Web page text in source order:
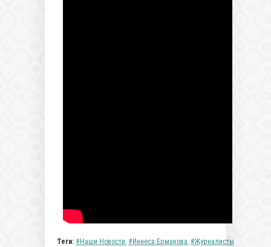
Теги: Наши Новости, Иннеса Ермакова, Журналисты